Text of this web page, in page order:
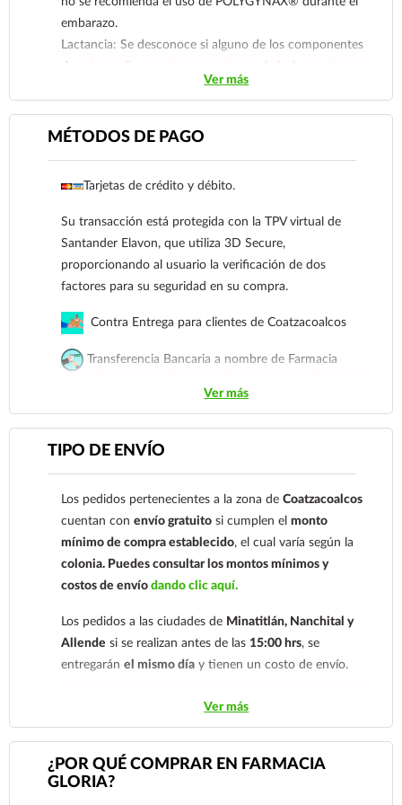
embarazo.
Lactancia: Se desconoce si alguno de los componentes
de este medicamento se excreta por la leche materna,
por lo tanto, no se debe administrar en las mujeres en
Ver más
MÉTODOS DE PAGO
Tarjetas de crédito y débito.
Su transacción está protegida con la TPV virtual de
Santander Elavon, que utiliza 3D Secure,
proporcionando al usuario la verificación de dos
factores para su seguridad en su compra.
Contra Entrega para clientes de Coatzacoalcos
Transferencia Bancaria a nombre de Farmacia
cuenta: Clave: 014854655008143954
Para esta forma de pago el cliente deberá enviar su
comprobante de pago a al siguiente correo
nuestro
921 261 8491
Ver más
TIPO DE ENVÍO
Los pedidos pertenecientes a la zona deCoatzacoalcos
cuentan conenvío gratuito si cumplen elmonto
mínimo de compra establecido, el cual varía según la
colonia. Puedes consultar los montos mínimos y
costos de envíodando clic aquí.
Los pedidos a las ciudades de Minatitlán, Nanchital y
Allende si se realizan antes de las 15:00 hrs, se
entregaránel mismo día y tienen un costo de envío.
Los pedidos de otras localidades se envían mediante
.Sólo hacemos envíos en el territorio
nacional.
Ver más
¿POR QUÉ COMPRAR EN FARMACIA
GLORIA?